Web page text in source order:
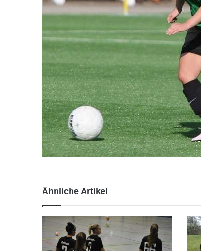
Ähnliche Artikel